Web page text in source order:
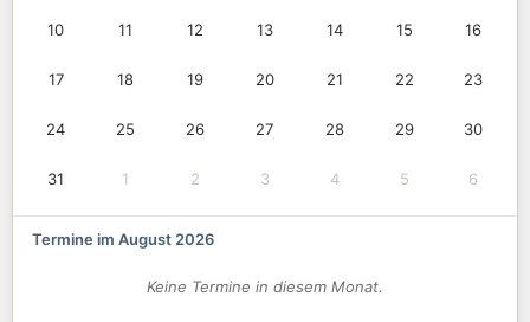
10 11 12 13 14 15 16
17 18 19 20 21 22 23
24 25 26 27 28 29 30
31 1 2 3 4 5 6
Termine im August 2026
Keine Termine in diesem Monat.